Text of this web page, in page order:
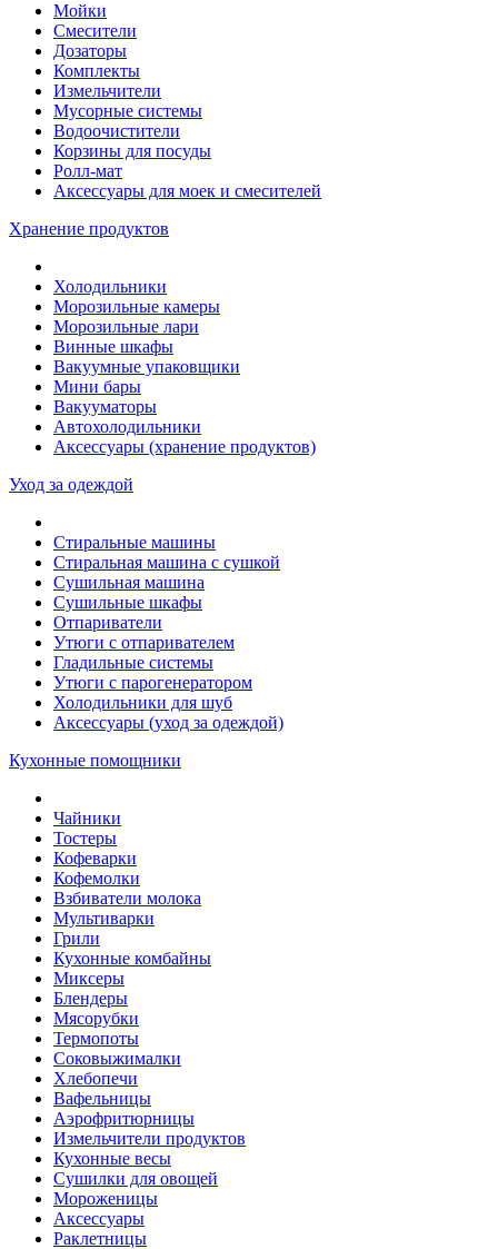
Мойки
Смесители
Дозаторы
Комплекты
Измельчители
Мусорные системы
Водоочистители
Корзины для посуды
Ролл-мат
Аксессуары для моек и смесителей
Хранение продуктов
Холодильники
Морозильные камеры
Морозильные лари
Винные шкафы
Вакуумные упаковщики
Мини бары
Вакууматоры
Автохолодильники
Аксессуары (хранение продуктов)
Уход за одеждой
Стиральные машины
Стиральная машина с сушкой
Сушильная машина
Сушильные шкафы
Отпариватели
Утюги с отпаривателем
Гладильные системы
Утюги с парогенератором
Холодильники для шуб
Аксессуары (уход за одеждой)
Кухонные помощники
Чайники
Тостеры
Кофеварки
Кофемолки
Взбиватели молока
Мультиварки
Грили
Кухонные комбайны
Mиксеры
Блендеры
Мясорубки
Термопоты
Соковыжималки
Хлебопечи
Вафельницы
Аэрофритюрницы
Измельчители продуктов
Кухонные весы
Сушилки для овощей
Мороженицы
Аксессуары
Раклетницы